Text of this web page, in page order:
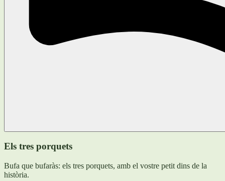
Els tres porquets
Bufa que bufaràs: els tres porquets, amb el vostre petit dins de la
història.